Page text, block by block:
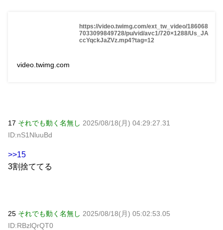
https://video.twimg.com/ext_tw_video/186068
7033099849728/pu/vid/avc1/720×1288/Us_JA
ccYqckJaZVz.mp4?tag=12
video.twimg.com
17 それでも動く名無し 2025/08/18(月) 04:29:27.31
ID:nS1NluuBd
>>15
3割捨ててる
25 それでも動く名無し 2025/08/18(月) 05:02:53.05
ID:RBzlQrQT0